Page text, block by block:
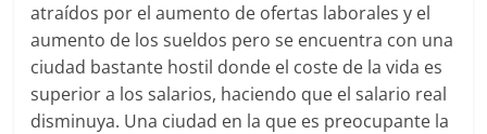
atraídos por el aumento de ofertas laborales y el
aumento de los sueldos pero se encuentra con una
ciudad bastante hostil donde el coste de la vida es
superior a los salarios, haciendo que el salario real
disminuya. Una ciudad en la que es preocupante la